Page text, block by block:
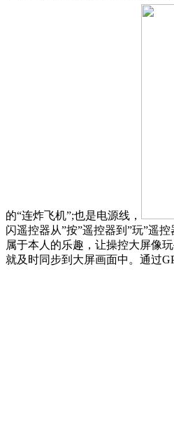
的“连炸飞机”;也是电源线，
闪遥控器从”按”遥控器到”玩”遥
属于本人的乐趣，让操控大屏像
就及时同步到大屏画面中。通过